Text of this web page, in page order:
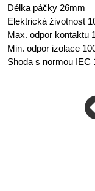
Délka páčky 26mm
Elektrická životnost
Max. odpor kontaktu
Min. odpor izolace
Shoda s normou IEC